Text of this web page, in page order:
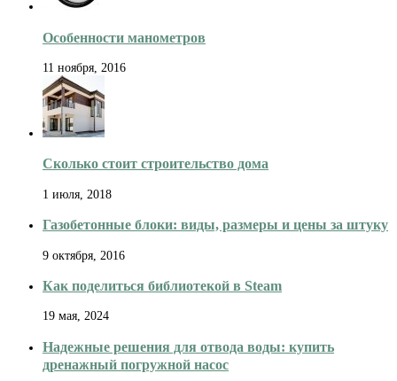
Особенности манометров
11 ноября, 2016
Сколько стоит строительство дома
1 июля, 2018
Газобетонные блоки: виды, размеры и цены за штуку
9 октября, 2016
Как поделиться библиотекой в Steam
19 мая, 2024
Надежные решения для отвода воды: купить
дренажный погружной насос